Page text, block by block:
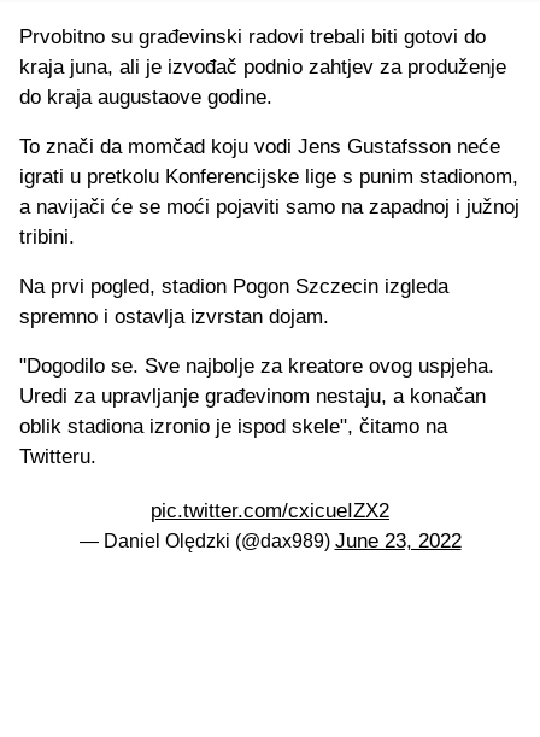
Prvobitno su građevinski radovi trebali biti gotovi do
kraja juna, ali je izvođač podnio zahtjev za produženje
do kraja augustaove godine.
To znači da momčad koju vodi Jens Gustafsson neće
igrati u pretkolu Konferencijske lige s punim stadionom,
a navijači će se moći pojaviti samo na zapadnoj i južnoj
tribini.
Na prvi pogled, stadion Pogon Szczecin izgleda
spremno i ostavlja izvrstan dojam.
"Dogodilo se. Sve najbolje za kreatore ovog uspjeha.
Uredi za upravljanje građevinom nestaju, a konačan
oblik stadiona izronio je ispod skele", čitamo na
Twitteru.
pic.twitter.com/cxicueIZX2
— Daniel Olędzki (@dax989) June 23, 2022